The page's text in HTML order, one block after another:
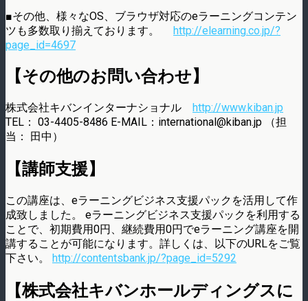
■その他、様々なOS、ブラウザ対応のeラーニングコンテン
ツも多数取り揃えております。
http://elearning.co.jp/?
page_id=4697
【その他のお問い合わせ】
株式会社キバンインターナショナル
http://www.kiban.jp
TEL： 03-4405-8486 E-MAIL：international@kiban.jp （担
当： 田中）
【講師支援】
この講座は、eラーニングビジネス支援パックを活用して作
成致しました。 eラーニングビジネス支援パックを利用する
ことで、初期費用0円、継続費用0円でeラーニング講座を開
講することが可能になります。詳しくは、以下のURLをご覧
下さい。 http://contentsbank.jp/?page_id=5292
【株式会社キバンホールディングスに